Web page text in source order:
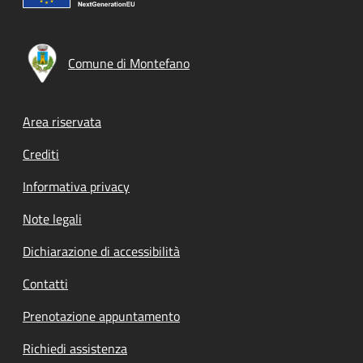
Comune di Montefano
Footer menu
Area riservata
Crediti
Informativa privacy
Note legali
Dichiarazione di accessibilità
Contatti
Prenotazione appuntamento
Richiedi assistenza